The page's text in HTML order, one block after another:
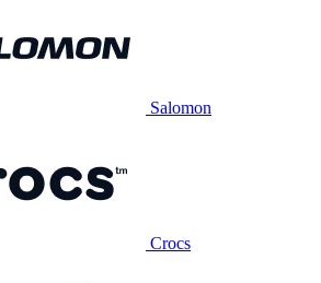
Salomon
Crocs